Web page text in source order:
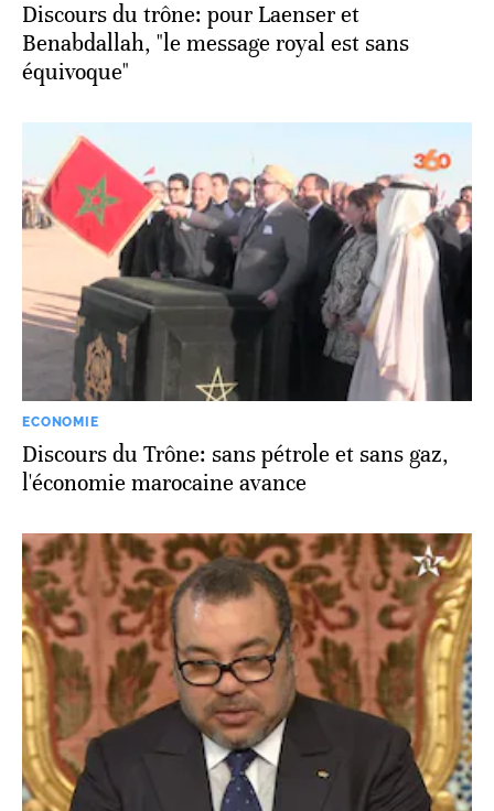
Discours du trône: pour Laenser et
Benabdallah, "le message royal est sans
équivoque"
ECONOMIE
Discours du Trône: sans pétrole et sans gaz,
l'économie marocaine avance